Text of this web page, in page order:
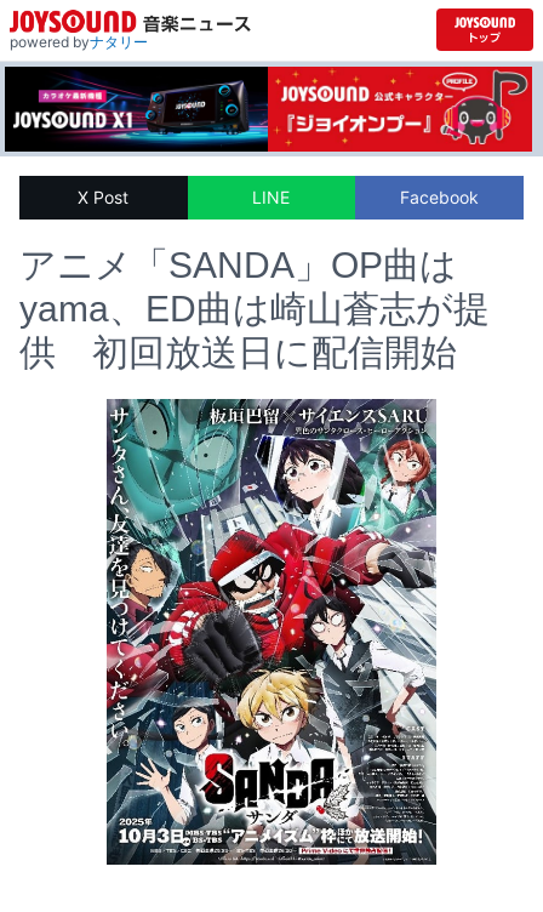
powered byナタリー
X Post LINE Facebook
アニメ「SANDA」OP曲は
yama、ED曲は崎山蒼志が提
供 初回放送日に配信開始